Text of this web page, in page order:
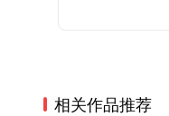
相关作品推荐